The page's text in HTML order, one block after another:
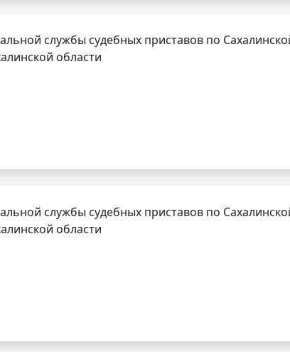
службы судебных приставов по
области
службы судебных приставов по
области